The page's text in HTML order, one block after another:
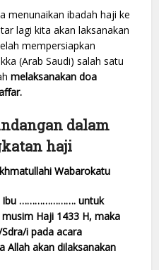
menunaikan ibadah haji ke
lagi kita akan laksanakan
mempersiapkan
(Arab Saudi) salah satu
melaksanakan doa
dalam
haji
Wabarokatu
Ibu …………………. untuk
Haji 1433 H, maka
i pada acara
Allah akan dilaksanakan